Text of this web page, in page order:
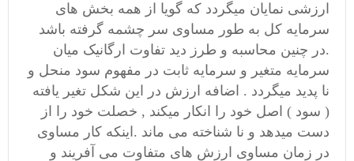
ارزشی نمایان میگردد که گویا از همه بخش های
سرمایه کل به طور مساوی سر چشمه گرفته باشد
.در چنین محاسبه و طرز دید تفاوت ارگانیک میان
سرمایه متغیر و سرمایه ثابت در مفهوم سود منحل و
نا پدید میگردد . اضافه ارزش در این شکل تغیر یافته
( سود ) اصل خود را انکار میکند , خصلت خود را از
دست میدهد و نا شناخته می ماند .اینکه کار مساوی
در زمان مساوی ارزش های متفاوت می آفریند و